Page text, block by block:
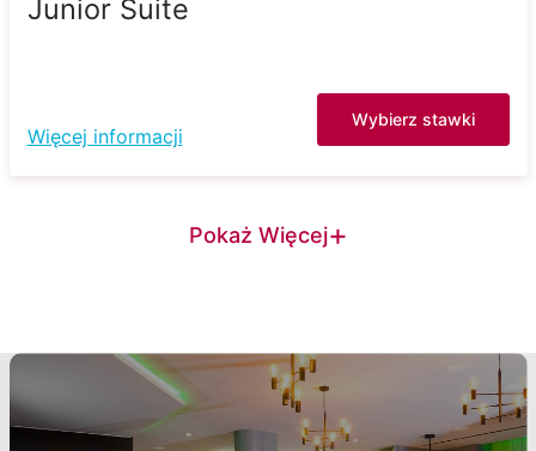
Junior Suite
Więcej informacji
Wybierz stawki
Pokaż Więcej+